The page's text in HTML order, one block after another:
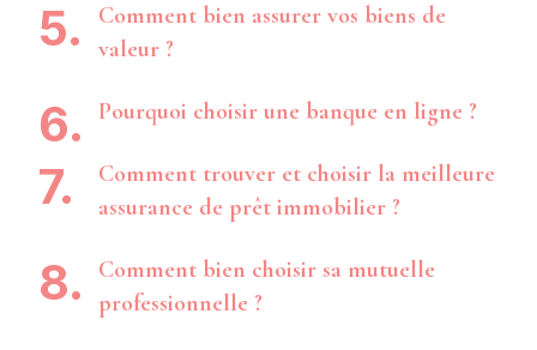
Comment bien assurer vos biens de
valeur ?
Pourquoi choisir une banque en ligne ?
Comment trouver et choisir la meilleure
assurance de prêt immobilier ?
Comment bien choisir sa mutuelle
professionnelle ?